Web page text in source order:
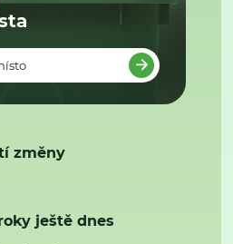
změny
ještě dnes